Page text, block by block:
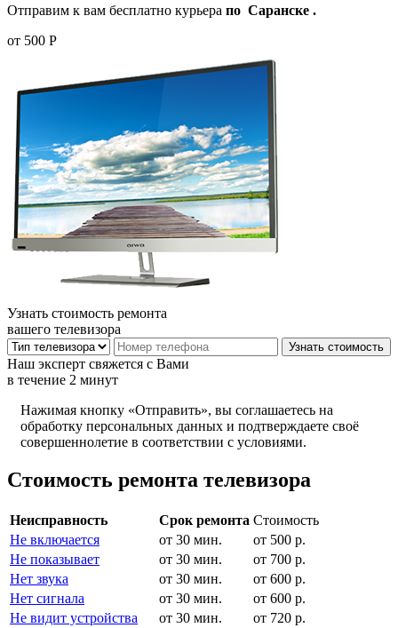
Отправим к вам бесплатно курьера по Саранске .
от 500 Р
Узнать стоимость ремонта
вашего телевизора
Наш эксперт свяжется с Вами
в течение 2 минут
Нажимая кнопку «Отправить», вы соглашаетесь на
обработку персональных данных и подтверждаете своё
совершеннолетие в соответствии с условиями.
Стоимость ремонта телевизора
Неисправность Срок ремонта Стоимость
Не включается
от 30 мин.
от 500 р.
Не показывает
от 30 мин.
от 700 р.
Нет звука
от 30 мин.
от 600 р.
Нет сигнала
от 30 мин.
от 600 р.
Не видит устройства
от 30 мин.
от 720 р.